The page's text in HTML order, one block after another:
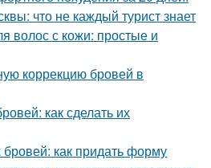
что не каждый турист знает
волос с кожи: простые и
коррекцию бровей в
как сделать их
как придать форму